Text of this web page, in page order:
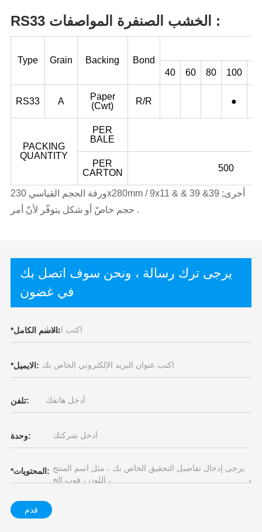
RS33 الخشب الصنفرة المواصفات :
Type Grain Backing
Bond
40
60 80 100
RS33 A
Paper
(Cwt)
R/R ●
PACKING
QUANTITY
PER
BALE
PER
CARTON
500
ورقة الحجم القياسي 230x280mm / 9x11 & & 39 &39 ;أخرى
حجم خاصّ أو شكل يتوفّر لأنّ أمر .
يرجى ترك رسالة ، ونحن سوف اتصل بك
في غضون
* الاسم الكامل:
* الايميل:
تلفن:
وحدة:
* المحتويات:
قدم